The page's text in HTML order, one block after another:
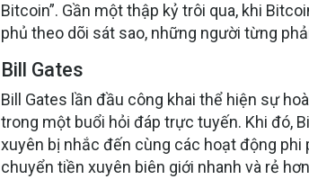
Bitcoin”. Gần một thập kỷ trôi qua, khi
phủ theo dõi sát sao, những người từng
Bill Gates
Bill Gates lần đầu công khai thể hiện sự
trong một buổi hỏi đáp trực tuyến. Khi đó,
xuyên bị nhắc đến cùng các hoạt động
chuyển tiền xuyên biên giới nhanh và rẻ